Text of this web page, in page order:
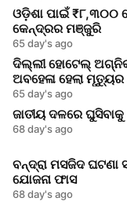
ଓଡ଼ିଶା ପାଇଁ
କେନ୍ଦ୍ରର ମଞ୍ଜୁରି
65 day's ago
ଦିଲ୍ଲୀ ହୋଟେଲ୍
ଅବହେଳା ହେଲା
65 day's ago
ଜାତୀୟ ଦଳରେ ଘୁସିବାକୁ
68 day's ago
ବନ୍ଦ୍ରା ମସଜିଦ
ଯୋଜନା ଫାସ
68 day's ago